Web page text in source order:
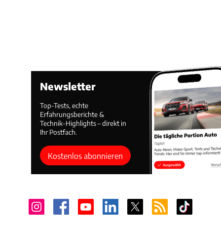
Newsletter
Top-Tests, echte
Erfahrungsberichte &
Technik-Highlights – direkt in
Ihr Postfach.
Kostenlos abonnieren